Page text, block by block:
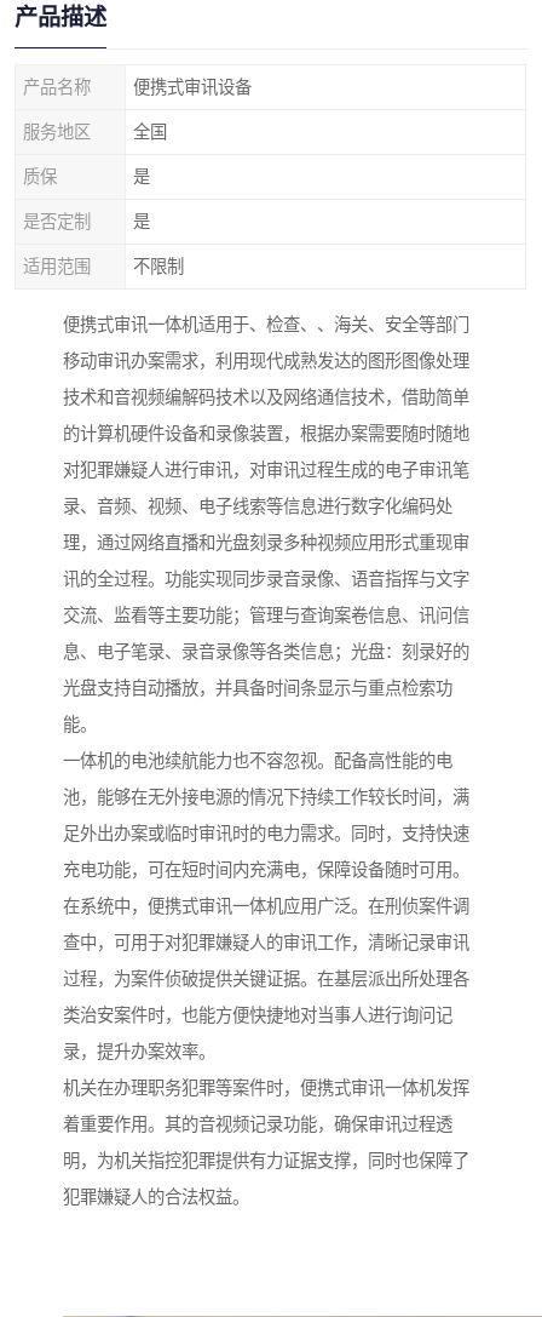
产品描述
产品名称 便携式审讯设备
服务地区 全国
质保 是
是否定制 是
适用范围 不限制
便携式审讯一体机适用于、检查、、海关、安全等部门
移动审讯办案需求，利用现代成熟发达的图形图像处理
技术和音视频编解码技术以及网络通信技术，借助简单
的计算机硬件设备和录像装置，根据办案需要随时随地
对犯罪嫌疑人进行审讯，对审讯过程生成的电子审讯笔
录、音频、视频、电子线索等信息进行数字化编码处
理，通过网络直播和光盘刻录多种视频应用形式重现审
讯的全过程。功能实现同步录音录像、语音指挥与文字
交流、监看等主要功能；管理与查询案卷信息、讯问信
息、电子笔录、录音录像等各类信息；光盘：刻录好的
光盘支持自动播放，并具备时间条显示与重点检索功
能。
一体机的电池续航能力也不容忽视。配备高性能的电
池，能够在无外接电源的情况下持续工作较长时间，满
足外出办案或临时审讯时的电力需求。同时，支持快速
充电功能，可在短时间内充满电，保障设备随时可用。​
在系统中，便携式审讯一体机应用广泛。在刑侦案件调
查中，可用于对犯罪嫌疑人的审讯工作，清晰记录审讯
过程，为案件侦破提供关键证据。在基层派出所处理各
类治安案件时，也能方便快捷地对当事人进行询问记
录，提升办案效率。​
机关在办理职务犯罪等案件时，便携式审讯一体机发挥
着重要作用。其的音视频记录功能，确保审讯过程透
明，为机关指控犯罪提供有力证据支撑，同时也保障了
犯罪嫌疑人的合法权益。​